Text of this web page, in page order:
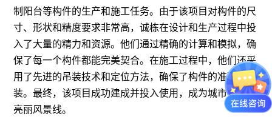
制阳台等构件的生产和施工任务。由于该项目对构件的尺
寸、形状和精度要求非常高，诚栋在设计和生产过程中投
入了大量的精力和资源。他们通过精确的计算和模拟，确
保了每一个构件都能完美契合。在施工过程中，他们还采
用了先进的吊装技术和定位方法，确保了构件的准确安
装。最终，该项目成功建成并投入使用，成为城市的一道
亮丽风景线。